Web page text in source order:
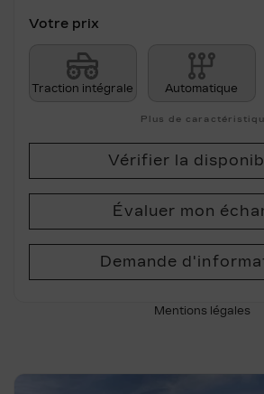
Votre prix
Traction intégrale Automatique
Plus de
Vérifier la
Évaluer mon
Demande
Mentions légales